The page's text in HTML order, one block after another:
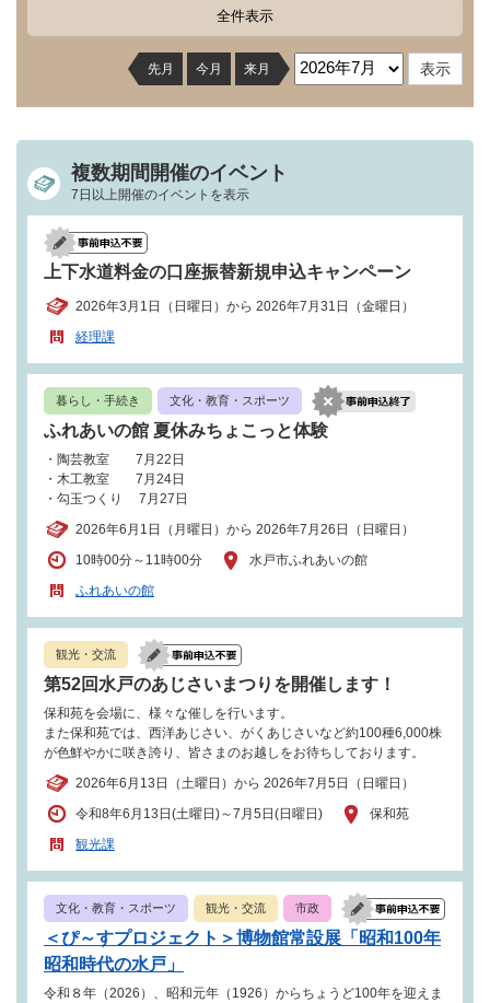
全件表示
先月 今月 来月
複数期間開催のイベント
7日以上開催のイベントを表示
上下水道料金の口座振替新規申込キャンペーン
2026年3月1日（日曜日）から 2026年7月31日（金曜日）
経理課
暮らし・手続き 文化・教育・スポーツ
ふれあいの館 夏休みちょこっと体験
・陶芸教室 7月22日
・木工教室 7月24日
・勾玉つくり 7月27日
2026年6月1日（月曜日）から 2026年7月26日（日曜日）
10時00分～11時00分
水戸市ふれあいの館
ふれあいの館
観光・交流
第52回水戸のあじさいまつりを開催します！
保和苑を会場に、様々な催しを行います。
また保和苑では、西洋あじさい、がくあじさいなど約100種6,000株
が色鮮やかに咲き誇り、皆さまのお越しをお待ちしております。
2026年6月13日（土曜日）から 2026年7月5日（日曜日）
令和8年6月13日(土曜日)～7月5日(日曜日)
保和苑
観光課
文化・教育・スポーツ 観光・交流 市政
＜ぴ～すプロジェクト＞博物館常設展「昭和100年
昭和時代の水戸」
令和８年（2026）、昭和元年（1926）からちょうど100年を迎えま